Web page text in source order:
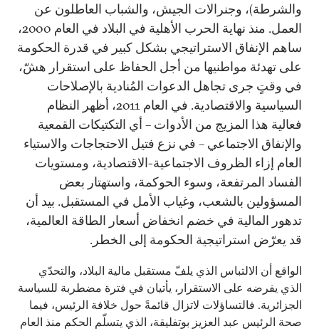
والشرطة)، وجنرالات الجيش، والشباب العاطلون عن
العمل. منذ نهاية الحرب الأهلية في البلاد في العام 2000،
ساهم الإنفاق الاستراتيجي بشكل كبير في قدرة الحكومة
على تهدئة مواطنيها من أجل الحفاظ على استقرار هشّ،
في وقتٍ جرى تجاهل الدعوات المُنادية بالإصلاحات
السياسية والاقتصادية. في العام 2011، أظهر النظام
فعالية هذا المزيج من الأدوات – أي التكتيكات القمعية
والإنفاق الاجتماعي – في نزع فتيل الاحتجاجات والاستياء
العام إزاء الظروف الاجتماعية-الاقتصادية، ومستويات
الفساد المرتفعة، وسوء الحوكمة، واستهتار بعض
المسؤولين بالشعب، وغياب الأمل في المستقبل. بيد أن
تدهور المالية في خضم انخفاض أسعار الطاقة العالمية،
قد يعرّض استراتيجية الحكومة إلى الخطر.
الواقع أن الالتباس الذي يلفّ مستقبل مالية البلاد، والتحدّي
الذي يفرضه على الاستقرار، يأتيان في فترة مضطربة للسياسة
الجزائرية. فالتساؤلات لاتزال قائمةً حول خلافة الرئيس، فيما
صحة الرئيس عبد العزيز بوتفليقة، الذي يتسلّم الحكم منذ العام